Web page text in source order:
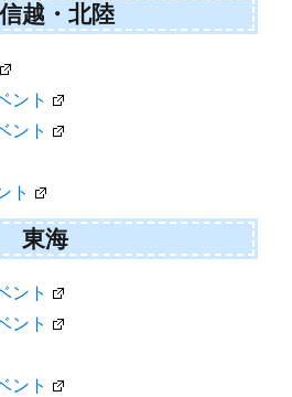
越・北陸
ント
ント
ト
東海
ント
ント
ント